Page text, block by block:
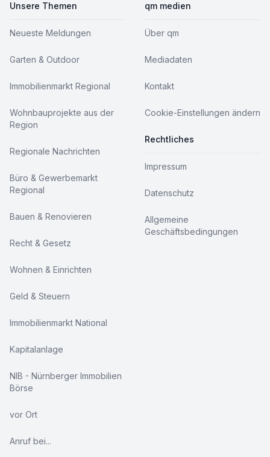
Unsere Themen
Neueste Meldungen
Garten & Outdoor
Immobilienmarkt Regional
Wohnbauprojekte aus der
Region
Regionale Nachrichten
Büro & Gewerbemarkt
Regional
Bauen & Renovieren
Recht & Gesetz
Wohnen & Einrichten
Geld & Steuern
Immobilienmarkt National
Kapitalanlage
NIB - Nürnberger Immobilien
Börse
vor Ort
Anruf bei...
qm medien
Über qm
Mediadaten
Kontakt
Cookie-Einstellungen ändern
Rechtliches
Impressum
Datenschutz
Allgemeine
Geschäftsbedingungen